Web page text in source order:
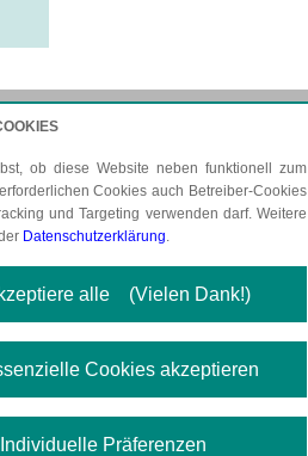
KARRIERE
ob diese Website neben funktionell zum
Cookies auch Betreiber-Cookies
und Targeting verwenden darf. Weitere
Datenschutzerklärung.
alle (Vielen Dank!)
Cookies akzeptieren
Präferenzen